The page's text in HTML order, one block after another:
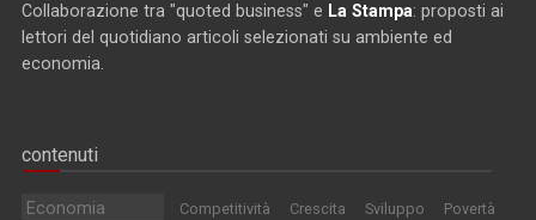
Collaborazione tra "quoted business" e La Stampa: proposti ai
lettori del quotidiano articoli selezionati su ambiente ed
economia.
contenuti
Economia Competitività Crescita Sviluppo Povertà